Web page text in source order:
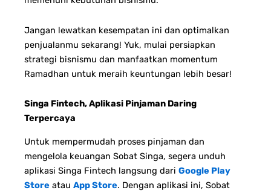
Jangan lewatkan kesempatan ini dan optimalkan
penjualanmu sekarang! Yuk, mulai persiapkan
strategi bisnismu dan manfaatkan momentum
Ramadhan untuk meraih keuntungan lebih besar!
Singa Fintech, Aplikasi Pinjaman Daring
Terpercaya
Untuk mempermudah proses pinjaman dan
mengelola keuangan Sobat Singa, segera unduh
aplikasi Singa Fintech langsung dari Google Play
Store atau App Store. Dengan aplikasi ini, Sobat